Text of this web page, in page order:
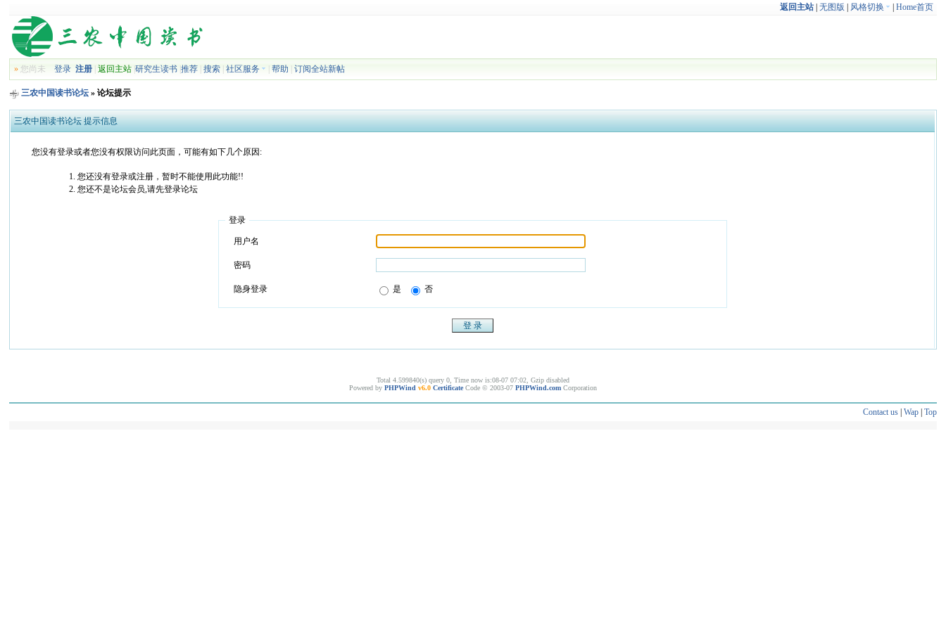
返回主站| 无图版 风格切换 Home首页
» 您尚未登录 注册 |返回主站 |研究生读书 |推荐 |搜索 |社区服务 |帮助 |订阅全站新帖
三农中国读书论坛 » 论坛提示
三农中国读书论坛 提示信息
您没有登录或者您没有权限访问此页面，可能有如下几个原因:
您还没有登录或注册，暂时不能使用此功能!!
您还不是论坛会员,请先登录论坛
登录
用户名
密码
隐身登录 是 否
Total 4.599840(s) query 0, Time now is:08-07 07:02, Gzip disabled
Powered by PHPWind v6.0 Certificate Code © 2003-07 PHPWind.com Corporation
Contact us| Wap| Top